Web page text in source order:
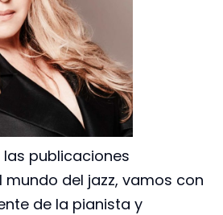
publicaciones
mundo del jazz, vamos con
de la pianista y